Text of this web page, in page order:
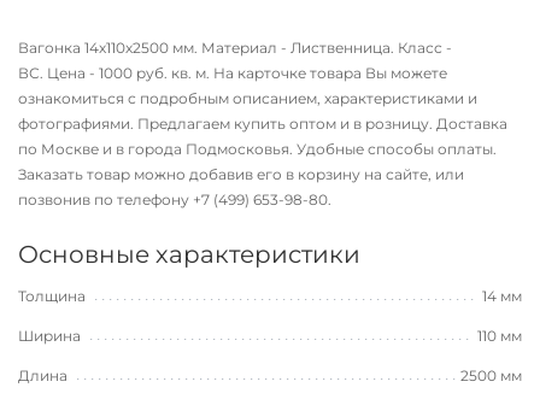
Вагонка 14х110х2500 мм. Материал - Лиственница. Класс -
ВС. Цена - 1000 руб. кв. м. На карточке товара Вы можете
ознакомиться с подробным описанием, характеристиками и
фотографиями. Предлагаем купить оптом и в розницу. Доставка
по Москве и в города Подмосковья. Удобные способы оплаты.
Заказать товар можно добавив его в корзину на сайте, или
позвонив по телефону +7 (499) 653-98-80.
Основные характеристики
Толщина 14 мм
Ширина 110 мм
Длина 2500 мм